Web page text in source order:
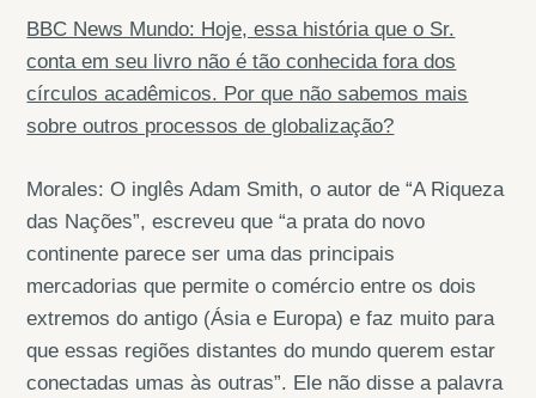
BBC News Mundo: Hoje, essa história que o Sr.
conta em seu livro não é tão conhecida fora dos
círculos acadêmicos. Por que não sabemos mais
sobre outros processos de globalização?
Morales: O inglês Adam Smith, o autor de “A Riqueza
das Nações”, escreveu que “a prata do novo
continente parece ser uma das principais
mercadorias que permite o comércio entre os dois
extremos do antigo (Ásia e Europa) e faz muito para
que essas regiões distantes do mundo querem estar
conectadas umas às outras”. Ele não disse a palavra